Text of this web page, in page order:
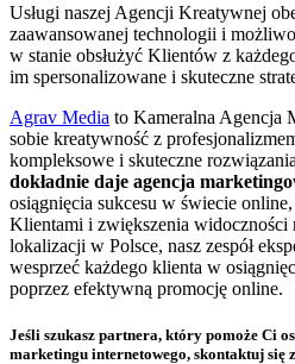
Usługi naszej Agencji Kreatywnej
zaawansowanej technologii i
w stanie obsłużyć Klientów z
im spersonalizowane i skuteczne
Agrav Media to Kameralna Agencja
sobie kreatywność z
kompleksowe i skuteczne
dokładnie daje agencja
osiągnięcia sukcesu w świecie
Klientami i zwiększenia widoczności
lokalizacji w Polsce, nasz zespół
wesprzeć każdego klienta w
poprzez efektywną promocję online.
Jeśli szukasz partnera, który pomoże Ci
marketingu internetowego, skontaktuj się z